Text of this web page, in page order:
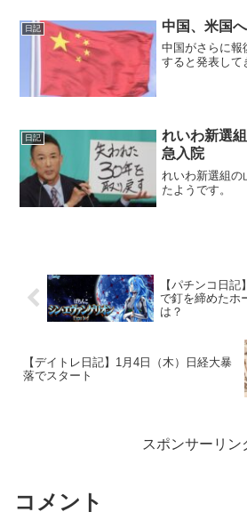
日記 中国、米国
中国がさらに報
すると発表して
日記
れいわ新選
急入院
れいわ新選組の
たようです。
【パチンコ日
で釘を締めたホ
は？
【デイトレ日記】1月4日（木）日経大暴
落でスタート
スポンサーリン
コメント